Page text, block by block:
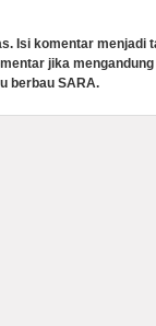
Isi komentar menjadi
jika
berbau SARA.